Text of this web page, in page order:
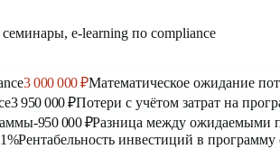
e-learning по compliance
3 000 000 ₽Математическое ожидание
3 950 000 ₽Потери с учётом затрат на
-950 000 ₽Разница между ожидаемыми
Рентабельность инвестиций в программу